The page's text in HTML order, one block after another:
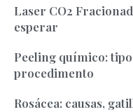
Laser CO2
esperar
Peeling químico:
procedimento
Rosácea: causas,